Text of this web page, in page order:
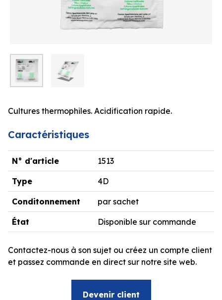
Cultures thermophiles. Acidification rapide.
Caractéristiques
N° d'article 1513
Type 4D
Conditonnement par sachet
État Disponible sur commande
Contactez-nous à son sujet ou créez un compte client
et passez commande en direct sur notre site web.
Devenir client